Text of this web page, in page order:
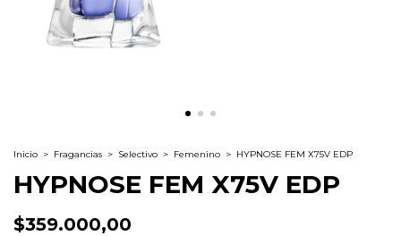
Inicio > Fragancias > Selectivo > Femenino > HYPNOSE FEM X75V EDP
HYPNOSE FEM X75V EDP
$359.000,00